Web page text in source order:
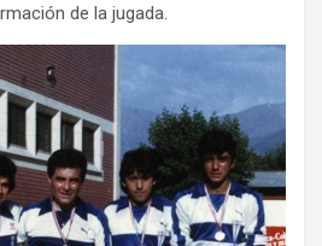
de la jugada.